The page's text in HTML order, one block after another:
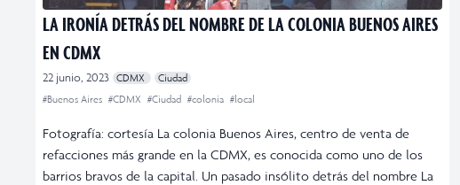
LA IRONÍA DETRÁS DEL NOMBRE DE LA COLONIA BUENOS AIRES
EN CDMX
22 junio, 2023 CDMX
Ciudad
#Buenos Aires #CDMX #Ciudad #colonia #local
Fotografía: cortesía La colonia Buenos Aires, centro de venta de
refacciones más grande en la CDMX, es conocida como uno de los
barrios bravos de la capital. Un pasado insólito detrás del nombre La